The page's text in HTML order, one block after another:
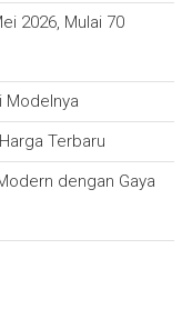
2026, Mulai 70
Modelnya
Terbaru
dengan Gaya